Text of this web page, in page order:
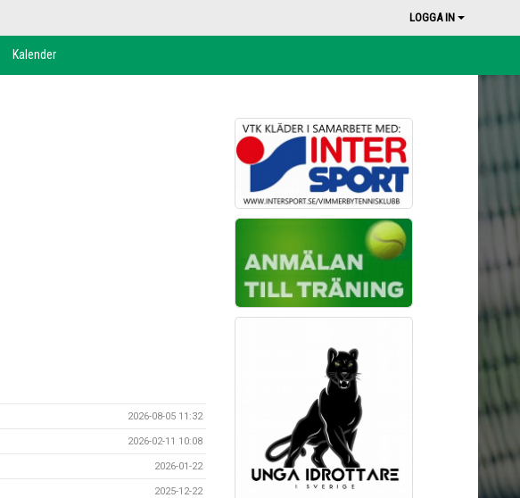
LOGGA IN
Kalender
2026-08-05 11:32
2026-02-11 10:08
2026-01-22
2025-12-22